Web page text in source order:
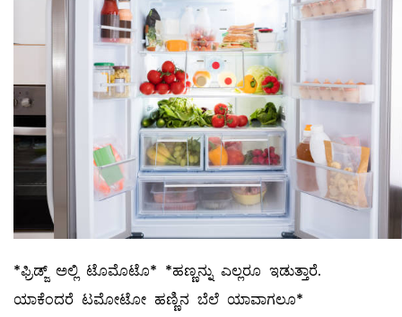
*ಫ್ರಿಡ್ಜ್ ಅಲ್ಲಿ ಟೊಮೊಟೊ* *ಹಣ್ಣನ್ನು ಎಲ್ಲರೂ ಇಡುತ್ತಾರೆ.
ಯಾಕೆಂದರೆ ಟಮೋಟೋ ಹಣ್ಣಿನ ಬೆಲೆ ಯಾವಾಗಲೂ*